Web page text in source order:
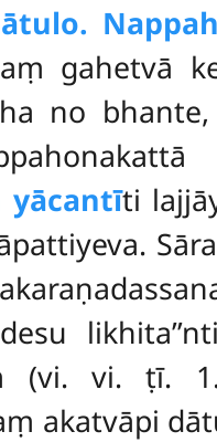
gahetvā
no bhante,
yācantīti
(vi. vi. ṭī.
akatvāpi